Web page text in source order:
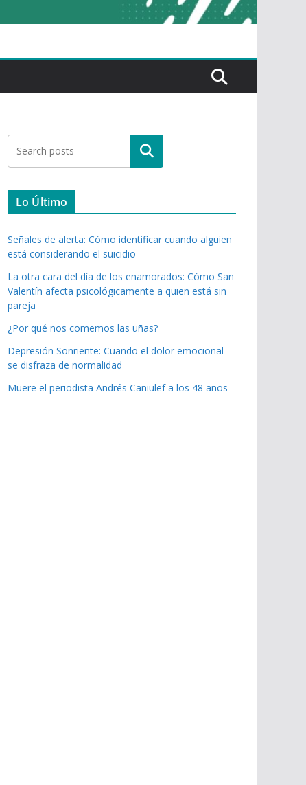
Buscar
Lo Último
Señales de alerta: Cómo identificar cuando alguien
está considerando el suicidio
La otra cara del día de los enamorados: Cómo San
Valentín afecta psicológicamente a quien está sin
pareja
¿Por qué nos comemos las uñas?
Depresión Sonriente: Cuando el dolor emocional
se disfraza de normalidad
Muere el periodista Andrés Caniulef a los 48 años